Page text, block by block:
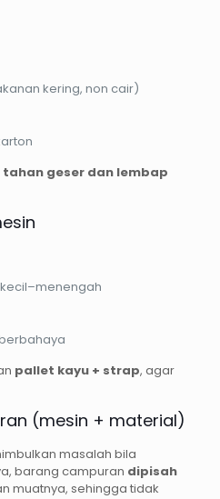
kering, non cair)
tahan geser dan lembap
pallet kayu + strap, agar
(mesin + material)
masalah bila
barang campuran dipisah
muatnya, sehingga tidak